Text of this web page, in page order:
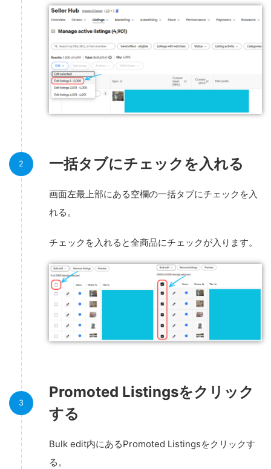
一括タブにチェックを入れる
画面左最上部にある空欄の一括タブにチェックを入
れる。
チェックを入れると全商品にチェックが入ります。
Promoted Listingsをクリック
する
Bulk edit内にあるPromoted Listingsをクリックす
る。